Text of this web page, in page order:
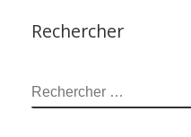
Rechercher
RECHERCHER